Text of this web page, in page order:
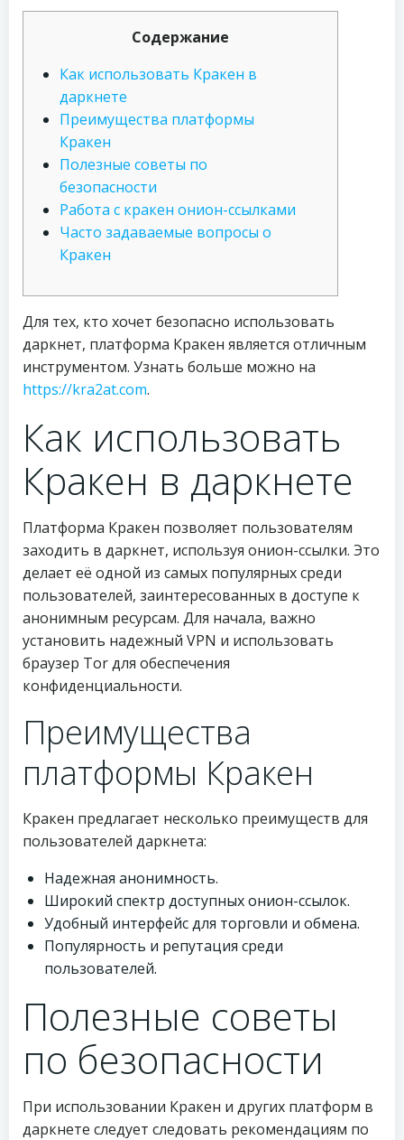
Содержание
Как использовать Кракен в
даркнете
Преимущества платформы
Кракен
Полезные советы по
безопасности
Работа с кракен онион-ссылками
Часто задаваемые вопросы о
Кракен
Для тех, кто хочет безопасно использовать
даркнет, платформа Кракен является отличным
инструментом. Узнать больше можно на
https://kra2at.com.
Как использовать
Кракен в даркнете
Платформа Кракен позволяет пользователям
заходить в даркнет, используя онион-ссылки. Это
делает её одной из самых популярных среди
пользователей, заинтересованных в доступе к
анонимным ресурсам. Для начала, важно
установить надежный VPN и использовать
браузер Tor для обеспечения
конфиденциальности.
Преимущества
платформы Кракен
Кракен предлагает несколько преимуществ для
пользователей даркнета:
Надежная анонимность.
Широкий спектр доступных онион-ссылок.
Удобный интерфейс для торговли и обмена.
Популярность и репутация среди
пользователей.
Полезные советы
по безопасности
При использовании Кракен и других платформ в
даркнете следует следовать рекомендациям по